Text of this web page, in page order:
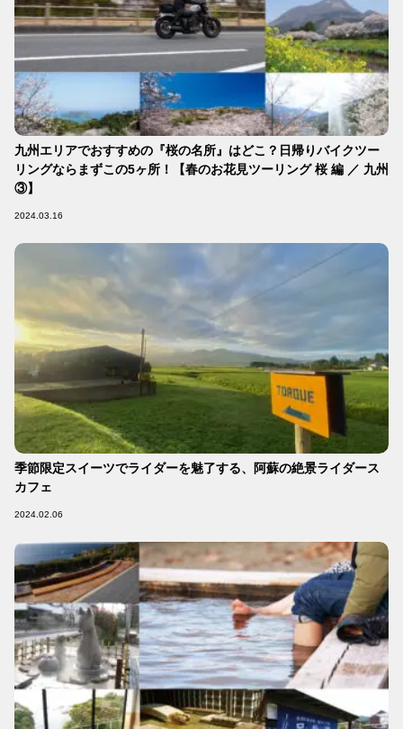
九州エリアでおすすめの『桜の名所』はどこ？日帰りバイクツー
リングならまずこの5ヶ所！【春のお花見ツーリング 桜 編 ／ 九州
③】
2024.03.16
季節限定スイーツでライダーを魅了する、阿蘇の絶景ライダース
カフェ
2024.02.06